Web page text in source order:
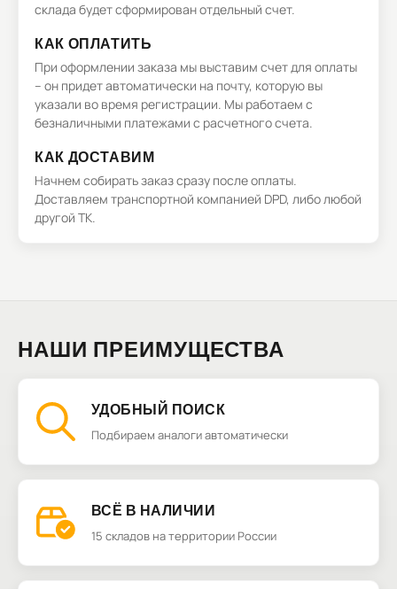
склада будет сформирован отдельный счет.
КАК ОПЛАТИТЬ
При оформлении заказа мы выставим счет для оплаты
– он придет автоматически на почту, которую вы
указали во время регистрации. Мы работаем с
безналичными платежами с расчетного счета.
КАК ДОСТАВИМ
Начнем собирать заказ сразу после оплаты.
Доставляем транспортной компанией DPD, либо любой
другой ТК.
НАШИ ПРЕИМУЩЕСТВА
УДОБНЫЙ ПОИСК
Подбираем аналоги автоматически
ВСЁ В НАЛИЧИИ
15 складов на территории России